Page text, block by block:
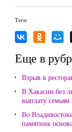
Теги:
Еще в
Взрыв в
В Хакасии без
выплату
Во
памятник